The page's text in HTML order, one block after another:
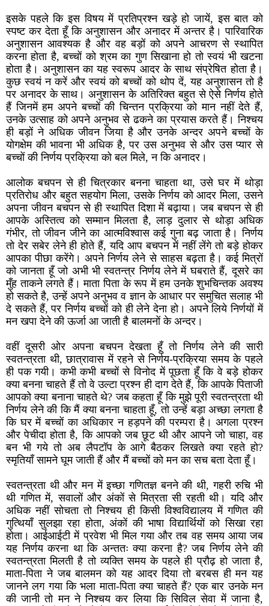
इसके पहले कि इस विषय में प्रतिप्रश्न खड़े हो जायें, इस बात को
स्पष्ट कर देता हूँ कि अनुशासन और अनादर में अन्तर है। पारिवारिक
अनुशासन आवश्यक है और वह बड़ों को अपने आचरण से स्थापित
करना होता है, बच्चों को श्रम का गुण सिखाना हो तो स्वयं भी खटना
होता है। अनुशासन का यह स्वरूप आदर के साथ संप्रेषित होता है।
कुछ स्वयं न करें और स्वयं को बच्चों को थोप दें, यह अनुशासन तो है
पर अनादर के साथ। अनुशासन के अतिरिक्त बहुत से ऐसे निर्णय होते
हैं जिनमें हम अपने बच्चों की चिन्तन प्रक्रिया को मान नहीं देते हैं,
उनके उत्साह को अपने अनुभव से ढकने का प्रयास करते हैं। निश्चय
ही बड़ों ने अधिक जीवन जिया है और उनके अन्दर अपने बच्चों के
योगक्षेम की भावना भी अधिक है, पर उस अनुभव से और उस प्यार से
बच्चों की निर्णय प्रक्रिया को बल मिले, न कि अनादर।
आलोक बचपन से ही चित्रकार बनना चाहता था, उसे घर में थोड़ा
प्रतिरोध और बहुत सहयोग मिला, उसके निर्णय को आदर मिला, उसने
अपना जीवन बचपन से ही स्थापित दिशा में बढ़ाया। जब बचपन से ही
आपके अस्तित्व को सम्मान मिलता है, लाड़ दुलार से थोड़ा अधिक
गंभीर, तो जीवन जीने का आत्मविश्वास कई गुना बढ़ जाता है। निर्णय
तो देर सबेर लेने ही होते हैं, यदि आप बचपन में नहीं लेंगे तो बड़े होकर
आपका पीछा करेंगे। अपने निर्णय लेने से साहस बढ़ता है। कई मित्रों
को जानता हूँ जो अभी भी स्वतन्त्र निर्णय लेने में घबराते हैं, दूसरे का
मुँह ताकने लगते हैं। माता पिता के रूप में हम उनके शुभचिन्तक अवश्य
हो सकते है, उन्हें अपने अनुभव व ज्ञान के आधार पर समुचित सलाह भी
दे सकते हैं, पर निर्णय बच्चों को ही लेने देना हो। अपने लिये निर्णयों में
मन खपा देने की ऊर्जा आ जाती है बालमनों के अन्दर।
वहीं दूसरी ओर अपना बचपन देखता हूँ तो निर्णय लेने की सारी
स्वतन्त्रता थी, छात्रावास में रहने से निर्णय-प्रक्रिया समय के पहले
ही पक गयी। कभी कभी बच्चों से विनोद में पूछता हूँ कि वे बड़े होकर
क्या बनना चाहते हैं तो वे उल्टा प्रश्न ही दाग देते हैं, कि आपके पिताजी
आपको क्या बनाना चाहते थे? जब कहता हूँ कि मुझे पूरी स्वतन्त्रता थी
निर्णय लेने की कि मैं क्या बनना चाहता हूँ, तो उन्हें बड़ा अच्छा लगता है
कि घर में बच्चों का अधिकार न हड़पने की परम्परा है। अगला प्रश्न
और पेचीदा होता है, कि आपको जब छूट थी और आपने जो चाहा, वह
बन भी गये तो अब लैपटॉप के आगे बैठकर लिखते क्या रहते हो?
स्मृतियाँ सामने घूम जाती हैं और मैं बच्चों को मन का सच बता देता हूँ।
स्वतन्त्रता थी और मन में इच्छा गणितज्ञ बनने की थी, गहरी रुचि भी
थी गणित में, सवालों और अंकों से मित्रता सी रहती थी। यदि और
अधिक नहीं सोचता तो निश्चय ही किसी विश्वविद्यालय में गणित की
गुत्थियाँ सुलझा रहा होता, अंकों की भाषा विद्यार्थियों को सिखा रहा
होता। आईआईटी में प्रवेश भी मिल गया और तब वह समय आया जब
यह निर्णय करना था कि अन्ततः क्या करना है? जब निर्णय लेने की
स्वतन्त्रता मिलती है तो व्यक्ति समय के पहले ही प्रौढ़ हो जाता है,
माता-पिता ने जब बालमन को यह आदर दिया तो बरबस ही मन यह
जानने लग गया कि भला माता-पिता क्या चाहते हैं? एक बार उनके मन
की जानी तो मन ने निश्चय कर लिया कि सिविल सेवा में जाना है,